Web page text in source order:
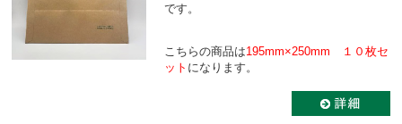
です。
こちらの商品は195mm×250mm １０枚セ
ット になります。